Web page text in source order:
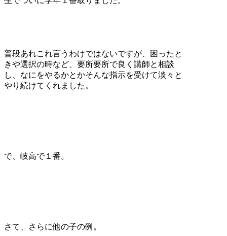
普段あれこれ言うわけではないですが、困ったと
きや選択の時など、要所要所で良く講師と相談
し、なにをやるかとかそんな指示を受けて淡々と
やり続けてくれました。
で、岐高で１番。
さて、さらに他の子の例。